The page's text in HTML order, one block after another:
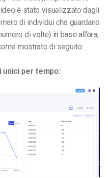
è stato visualizzato dagli
di individui che guardano
di volte) in base all’ora,
mostrato di seguito:
per tempo: